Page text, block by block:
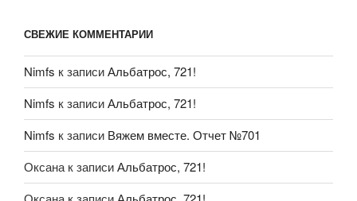
СВЕЖИЕ КОММЕНТАРИИ
Nimfs к записиАльбатрос, 721!
Nimfs к записиАльбатрос, 721!
Nimfs к записи Вяжем вместе. Отчет №701
Оксанак записиАльбатрос, 721!